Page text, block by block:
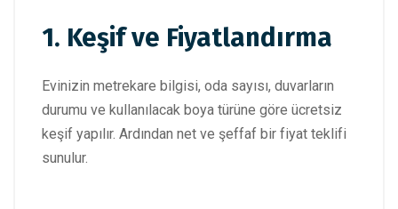
1. Keşif ve Fiyatlandırma
Evinizin metrekare bilgisi, oda sayısı, duvarların
durumu ve kullanılacak boya türüne göre ücretsiz
keşif yapılır. Ardından net ve şeffaf bir fiyat teklifi
sunulur.